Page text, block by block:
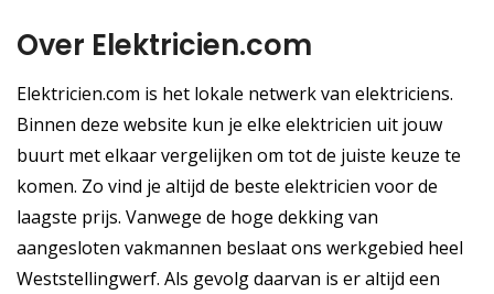
Over Elektricien.com
Elektricien.com is het lokale netwerk van elektriciens.
Binnen deze website kun je elke elektricien uit jouw
buurt met elkaar vergelijken om tot de juiste keuze te
komen. Zo vind je altijd de beste elektricien voor de
laagste prijs. Vanwege de hoge dekking van
aangesloten vakmannen beslaat ons werkgebied heel
Weststellingwerf. Als gevolg daarvan is er altijd een